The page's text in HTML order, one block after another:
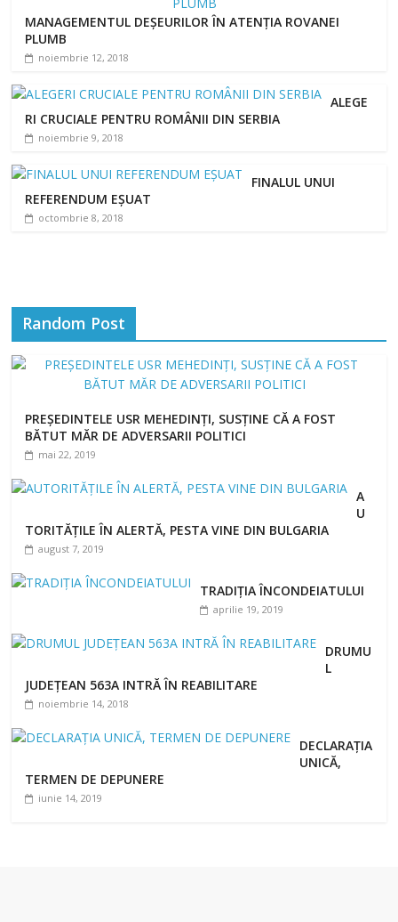
MANAGEMENTUL DEȘEURILOR ÎN ATENȚIA ROVANEI
PLUMB
noiembrie 12, 2018
ALEGE
RI CRUCIALE PENTRU ROMÂNII DIN SERBIA
noiembrie 9, 2018
FINALUL UNUI
REFERENDUM EȘUAT
octombrie 8, 2018
Random Post
PREȘEDINTELE USR MEHEDINȚI, SUSȚINE CĂ A FOST
BĂTUT MĂR DE ADVERSARII POLITICI
mai 22, 2019
A
U
TORITĂȚILE ÎN ALERTĂ, PESTA VINE DIN BULGARIA
august 7, 2019
TRADIȚIA ÎNCONDEIATULUI
aprilie 19, 2019
DRUMU
L
JUDEȚEAN 563A INTRĂ ÎN REABILITARE
noiembrie 14, 2018
DECLARAȚIA
UNICĂ,
TERMEN DE DEPUNERE
iunie 14, 2019